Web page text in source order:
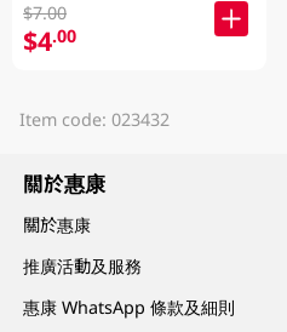
$7.00
$4.00
Item code: 023432
關於惠康
關於惠康
推廣活動及服務
惠康 WhatsApp 條款及細則